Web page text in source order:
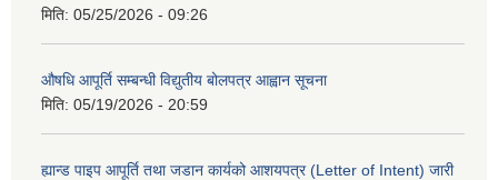
मिति: 05/25/2026 - 09:26
औषधि आपूर्ति सम्बन्धी विद्युतीय बोलपत्र आह्वान सूचना
मिति: 05/19/2026 - 20:59
ह्यान्ड पाइप आपूर्ति तथा जडान कार्यको आशयपत्र (Letter of Intent) जारी